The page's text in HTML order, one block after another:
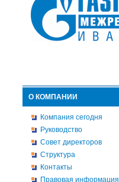
О КОМПАНИИ
Компания сегодня
Руководство
Совет директоров
Структура
Контакты
Правовая информация